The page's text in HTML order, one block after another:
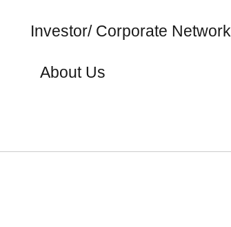
Investor/ Corporate Network
About Us